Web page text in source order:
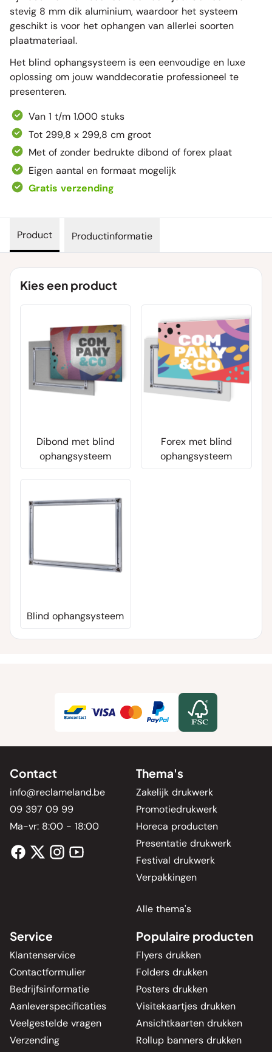
stevig 8 mm dik aluminium, waardoor het systeem
geschikt is voor het ophangen van allerlei soorten
plaatmateriaal.
Het blind ophangsysteem is een eenvoudige en luxe
oplossing om jouw wanddecoratie professioneel te
presenteren.
Van 1 t/m 1.000 stuks
Tot 299,8 x 299,8 cm groot
Met of zonder bedrukte dibond of forex plaat
Eigen aantal en formaat mogelijk
Gratis verzending
Product Productinformatie
Kies een product
Dibond met blind
ophangsysteem
Forex met blind
ophangsysteem
Blind ophangsysteem
Contact
info@reclameland.be
09 397 09 99
Ma-vr: 8:00 - 18:00
Thema's
Zakelijk drukwerk
Promotiedrukwerk
Horeca producten
Presentatie drukwerk
Festival drukwerk
Verpakkingen
Alle thema's
Service
Klantenservice
Contactformulier
Bedrijfsinformatie
Aanleverspecificaties
Veelgestelde vragen
Verzending
Populaire producten
Flyers drukken
Folders drukken
Posters drukken
Visitekaartjes drukken
Ansichtkaarten drukken
Rollup banners drukken